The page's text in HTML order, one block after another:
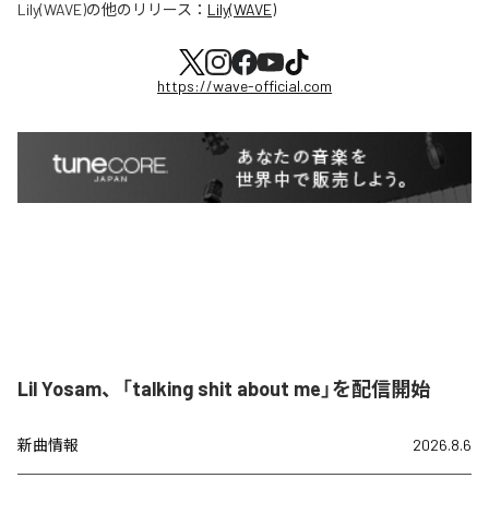
Lily(WAVE)の他のリリース： Lily(WAVE)
https://wave-official.com
Lil Yosam、「talking shit about me」を配信開始
新曲情報 2026.8.6